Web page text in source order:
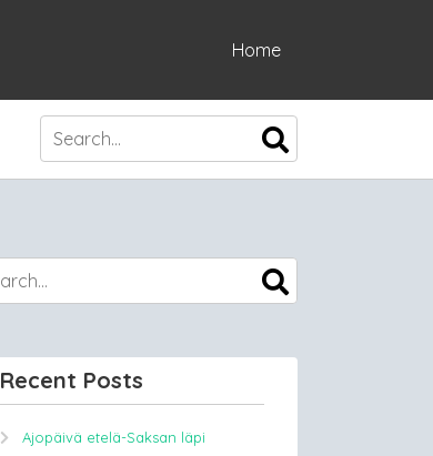
Home
Recent Posts
Ajopäivä etelä-Saksan läpi